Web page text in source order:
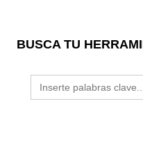
BUSCA TU
Buscar: